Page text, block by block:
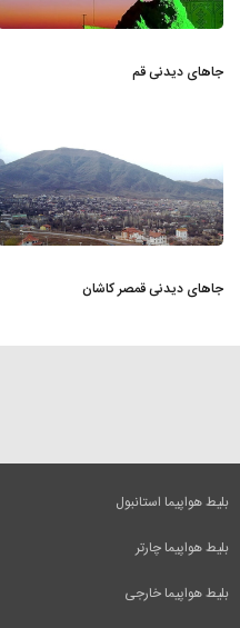
جاهای دیدنی قم
جاهای دیدنی قمصر کاشان
بلیط هواپیما استانبول
بلیط هواپیما چارتر
بلیط هواپیما خارجی